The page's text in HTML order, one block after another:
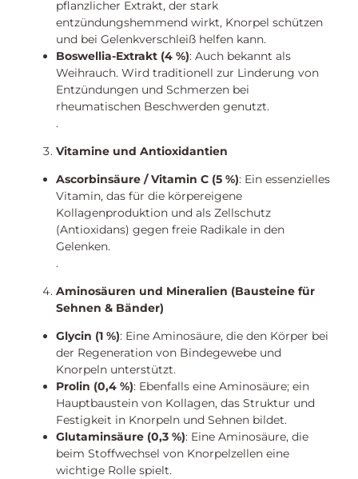
pflanzlicher Extrakt, der stark
entzündungshemmend wirkt, Knorpel schützen
und bei Gelenkverschleiß helfen kann.
Boswellia-Extrakt (4 %): Auch bekannt als
Weihrauch. Wird traditionell zur Linderung von
Entzündungen und Schmerzen bei
rheumatischen Beschwerden genutzt.
.
Vitamine und Antioxidantien
Ascorbinsäure / Vitamin C (5 %): Ein essenzielles
Vitamin, das für die körpereigene
Kollagenproduktion und als Zellschutz
(Antioxidans) gegen freie Radikale in den
Gelenken.
.
Aminosäuren und Mineralien (Bausteine für
Sehnen & Bänder)
Glycin (1 %): Eine Aminosäure, die den Körper bei
der Regeneration von Bindegewebe und
Knorpeln unterstützt.
Prolin (0,4 %): Ebenfalls eine Aminosäure; ein
Hauptbaustein von Kollagen, das Struktur und
Festigkeit in Knorpeln und Sehnen bildet.
Glutaminsäure (0,3 %): Eine Aminosäure, die
beim Stoffwechsel von Knorpelzellen eine
wichtige Rolle spielt.